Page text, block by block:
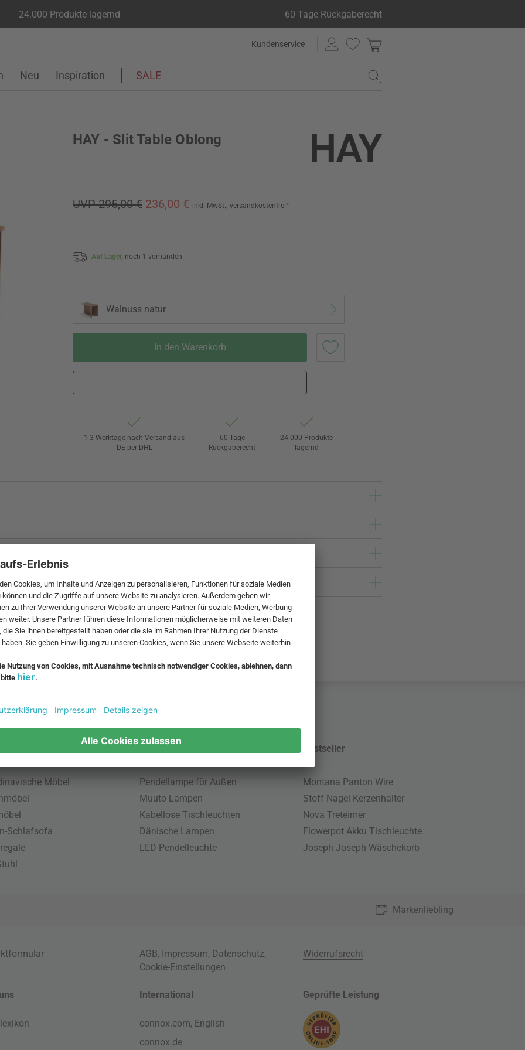
24.000 Produkte lagernd 60 Tage Rückgaberecht
Kundenservice
Neu Inspiration SALE
HAY - Slit Table Oblong
UVP 295,00 € 236,00 € inkl. MwSt., versandkostenfrei*
Auf Lager, noch 1 vorhanden
Walnuss natur
In den Warenkorb
1-3 Werktage nach Versand aus
DE per DHL
60 Tage
Rückgaberecht
24.000 Produkte
lagernd
und zzgl.Versandkosten.
Möbel
Schlafsofa
Beliebte Leuchten
Pendellampe für Außen
Muuto Lampen
Kabellose Tischleuchten
Dänische Lampen
LED Pendelleuchte
Bestseller
Montana Panton Wire
Stoff Nagel Kerzenhalter
Nova Treteimer
Flowerpot Akku Tischleuchte
Joseph Joseph Wäschekorb
Markenliebling
AGB, Impressum, Datenschutz,
Cookie-Einstellungen
Widerrufsrecht
International
connox.com, English
connox.de
Geprüfte Leistung